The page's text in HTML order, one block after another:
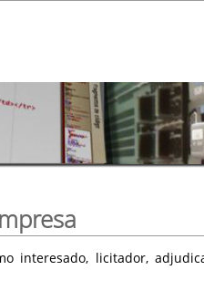
interesado, licitador,